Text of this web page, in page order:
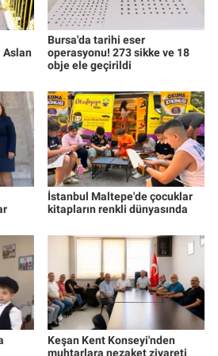
Aslan
Bursa'da tarihi eser
operasyonu! 273 sikke ve 18
obje ele geçirildi
İstanbul Maltepe'de çocuklar
kitapların renkli dünyasında
Keşan Kent Konseyi'nden
muhtarlara nezaket ziyareti